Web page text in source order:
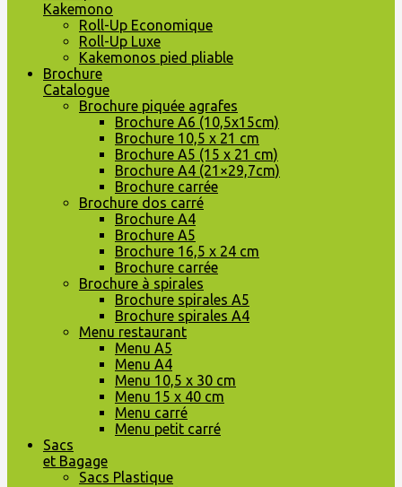
Kakemono
Roll-Up Economique
Roll-Up Luxe
Kakemonos pied pliable
Brochure
Catalogue
Brochure piquée agrafes
Brochure A6 (10,5x15cm)
Brochure 10,5 x 21 cm
Brochure A5 (15 x 21 cm)
Brochure A4 (21×29,7cm)
Brochure carrée
Brochure dos carré
Brochure A4
Brochure A5
Brochure 16,5 x 24 cm
Brochure carrée
Brochure à spirales
Brochure spirales A5
Brochure spirales A4
Menu restaurant
Menu A5
Menu A4
Menu 10,5 x 30 cm
Menu 15 x 40 cm
Menu carré
Menu petit carré
Sacs
et Bagage
Sacs Plastique